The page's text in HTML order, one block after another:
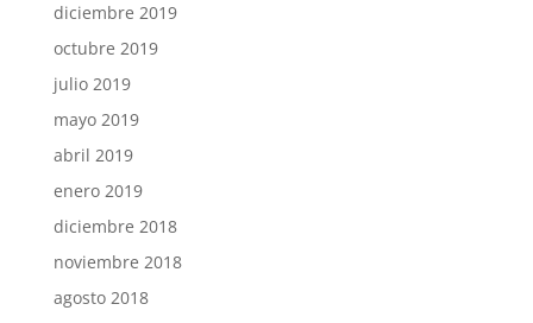
diciembre 2019
octubre 2019
julio 2019
mayo 2019
abril 2019
enero 2019
diciembre 2018
noviembre 2018
agosto 2018